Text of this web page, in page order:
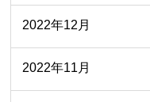
2022年12月
2022年11月